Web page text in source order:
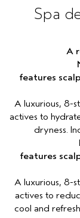
Spa
A
features
A luxurious, 8-
actives to
dryness.
features
A luxurious, 8-
actives to
cool and